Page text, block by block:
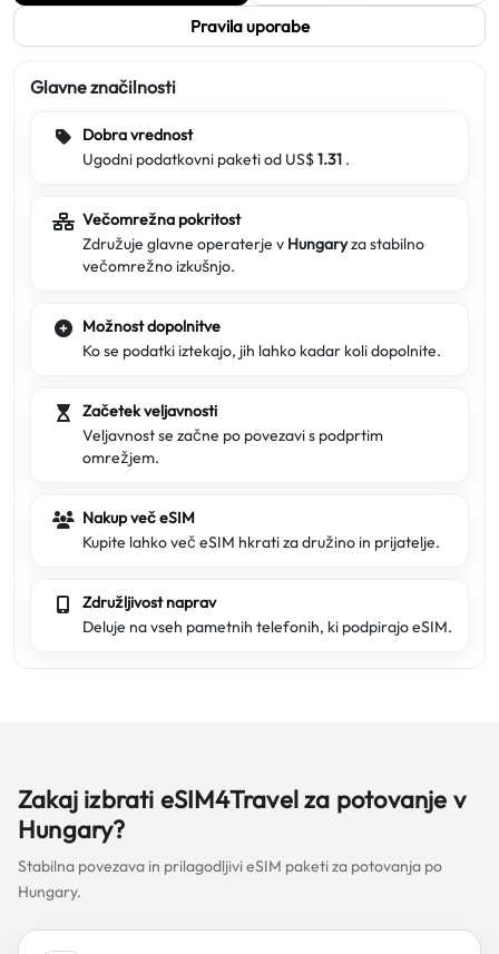
Pravila uporabe
Glavne značilnosti
Dobra vrednost
Ugodni podatkovni paketi od US$1.31 .
Večomrežna pokritost
Združuje glavne operaterje v Hungaryza stabilno
večomrežno izkušnjo.
Možnost dopolnitve
Ko se podatki iztekajo, jih lahko kadar koli dopolnite.
Začetek veljavnosti
Veljavnost se začne po povezavi s podprtim
omrežjem.
Nakup več eSIM
Kupite lahko več eSIM hkrati za družino in prijatelje.
Združljivost naprav
Deluje na vseh pametnih telefonih, ki podpirajo eSIM.
Zakaj izbrati eSIM4Travel za potovanje v
Hungary?
Stabilna povezava in prilagodljivi eSIM paketi za potovanja po
Hungary.